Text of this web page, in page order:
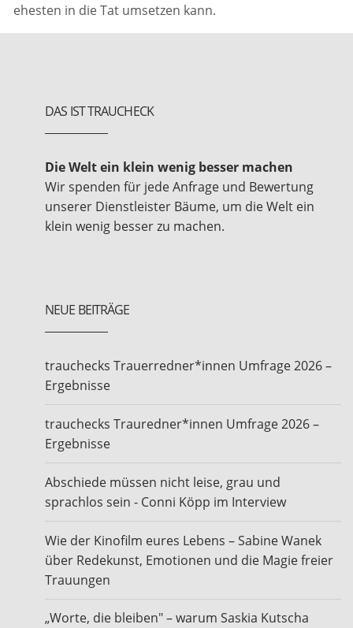
ehesten in die Tat umsetzen kann.
DAS IST TRAUCHECK
Die Welt ein klein wenig besser machen
Wir spenden für jede Anfrage und Bewertung
unserer Dienstleister Bäume, um die Welt ein
klein wenig besser zu machen.
NEUE BEITRÄGE
trauchecks Trauerredner*innen Umfrage 2026 –
Ergebnisse
trauchecks Trauredner*innen Umfrage 2026 –
Ergebnisse
Abschiede müssen nicht leise, grau und
sprachlos sein - Conni Köpp im Interview
Wie der Kinofilm eures Lebens – Sabine Wanek
über Redekunst, Emotionen und die Magie freier
Trauungen
„Worte, die bleiben" – warum Saskia Kutscha